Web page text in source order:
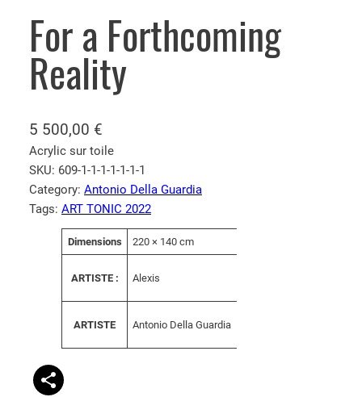
For a Forthcoming
Reality
5 500,00 €
Acrylic sur toile
SKU: 609-1-1-1-1-1-1-1
Category: Antonio Della Guardia
Tags: ART TONIC 2022
A
tt
u
V
l
r
Dimensions 220 × 140 cm
ARTISTE : Alexis
ARTISTE Antonio Della Guardia